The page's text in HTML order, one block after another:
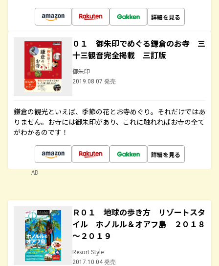
詳細を見る
０１ 御朱印でめぐる鎌倉のお寺 三
十三観音完全掲載 三訂版
御朱印
2019.08.07 発売
鎌倉の観光といえば、季節の花とお寺めぐり。それだけではあ
りません。お寺には御朱印があり、これに触れればお寺の全て
がわかるのです！
詳細を見る
AD
Ｒ０１ 地球の歩き方 リゾートスタ
イル ホノルル＆オアフ島 ２０１８
～２０１９
Resort Style
2017.10.04 発売